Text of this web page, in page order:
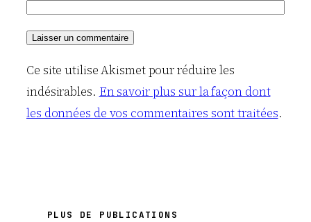
Ce site utilise Akismet pour réduire les
indésirables. En savoir plus sur la façon dont
les données de vos commentaires sont traitées.
PLUS DE PUBLICATIONS